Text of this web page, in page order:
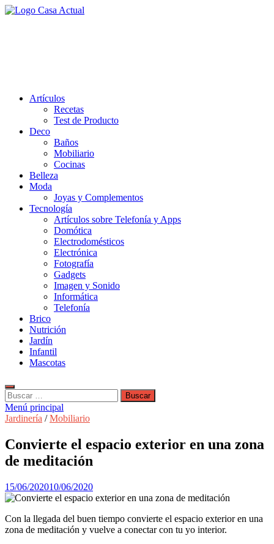
Saltar
Artículos
Recetas
Test de Producto
Deco
Baños
Mobiliario
Cocinas
Belleza
Moda
Joyas y Complementos
Tecnología
Artículos sobre Telefonía y Apps
Domótica
Electrodomésticos
Electrónica
Fotografía
Gadgets
Imagen y Sonido
Informática
Telefonía
Brico
Nutrición
Jardín
Infantil
Mascotas
Buscar:
Menú principal
Jardinería /Mobiliario
Convierte el espacio exterior en una zona
de meditación
15/06/202010/06/2020
Con la llegada del buen tiempo convierte el espacio exterior en una
zona de meditación y vuelve a conectar con tu yo interior.